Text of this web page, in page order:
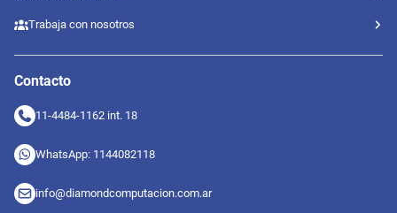
Trabaja con nosotros
Contacto
11-4484-1162 int. 18
WhatsApp: 1144082118
info@diamondcomputacion.com.ar